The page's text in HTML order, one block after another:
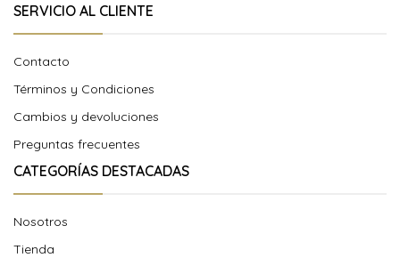
SERVICIO AL CLIENTE
Contacto
Términos y Condiciones
Cambios y devoluciones
Preguntas frecuentes
CATEGORÍAS DESTACADAS
Nosotros
Tienda